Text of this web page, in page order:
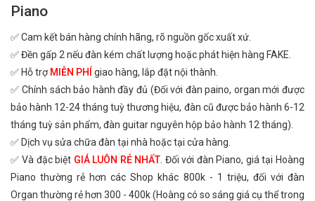
Piano
✅ Cam kết bán hàng chính hãng, rõ nguồn gốc xuất xứ.
✅ Đền gấp 2 nếu đàn kém chất lượng hoặc phát hiện hàng FAKE.
✅ Hỗ trợ MIỄN PHÍ giao hàng, lắp đặt nội thành.
✅ Chính sách bảo hành đầy đủ (Đối với đàn paino, organ mới được
bảo hành 12-24 tháng tuỳ thương hiệu, đàn cũ được bảo hành 6-12
tháng tuỳ sản phẩm, đàn guitar nguyên hộp bảo hành 12 tháng).
✅ Dịch vụ sửa chữa đàn tại nhà hoặc tại cửa hàng.
✅ Và đặc biệt GIÁ LUÔN RẺ NHẤT . Đối với đàn Piano, giá tại Hoàng
Piano thường rẻ hơn các Shop khác 800k - 1 triệu, đối với đàn
Organ thường rẻ hơn 300 - 400k (Hoàng có so sáng giá cụ thể trong